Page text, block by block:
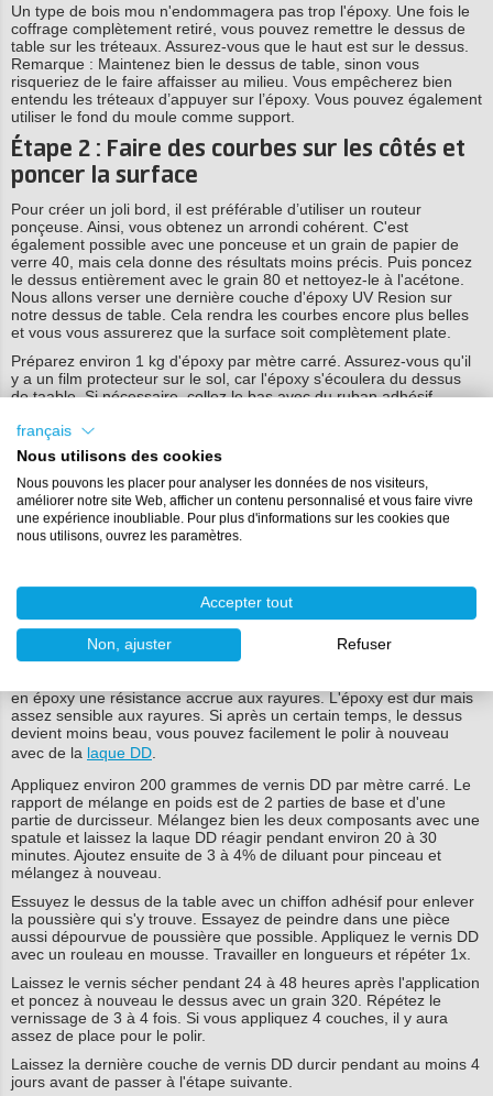
Un type de bois mou n'endommagera pas trop l'époxy. Une fois le
coffrage complètement retiré, vous pouvez remettre le dessus de
table sur les tréteaux. Assurez-vous que le haut est sur le dessus.
Remarque : Maintenez bien le dessus de table, sinon vous
risqueriez de le faire affaisser au milieu. Vous empêcherez bien
entendu les tréteaux d’appuyer sur l’époxy. Vous pouvez également
utiliser le fond du moule comme support.
Étape 2 : Faire des courbes sur les côtés et
poncer la surface
Pour créer un joli bord, il est préférable d’utiliser un routeur
ponçeuse. Ainsi, vous obtenez un arrondi cohérent. C'est
également possible avec une ponceuse et un grain de papier de
verre 40, mais cela donne des résultats moins précis. Puis poncez
le dessus entièrement avec le grain 80 et nettoyez-le à l'acétone.
Nous allons verser une dernière couche d'époxy UV Resion sur
notre dessus de table. Cela rendra les courbes encore plus belles
et vous vous assurerez que la surface soit complètement plate.
Préparez environ 1 kg d'époxy par mètre carré. Assurez-vous qu'il
y a un film protecteur sur le sol, car l'époxy s'écoulera du dessus
de taable. Si nécessaire, collez le bas avec du ruban adhésif.
épandeur pour époxy
ait la même quantité d’époxy partout. Enfin, purgez le tout avec un
brûleur à gaz.
Permettre à l'époxy de durcir pendant un minimum de 48 heures.
Étape 3 : Finir le dessus de la table avec un
Une fois que la planche a été correctement coulée et que l'époxy a
durci, vous pouvez commencer à poncer et à peindre. Poncez tout
le dessus avec du grain 120 et aller doucement vers le grain 240.
Nettoyez ensuite soigneusement la surface avec de l'acétone.
en époxy une résistance accrue aux rayures. L'époxy est dur mais
assez sensible aux rayures. Si après un certain temps, le dessus
devient moins beau, vous pouvez facilement le polir à nouveau
avec de la laque DD
Appliquez environ 200 grammes de vernis DD par mètre carré. Le
rapport de mélange en poids est de 2 parties de base et d'une
partie de durcisseur. Mélangez bien les deux composants avec une
spatule et laissez la laque DD réagir pendant environ 20 à 30
minutes. Ajoutez ensuite de 3 à 4% de diluant pour pinceau et
mélangez à nouveau.
Essuyez le dessus de la table avec un chiffon adhésif pour enlever
la poussière qui s'y trouve. Essayez de peindre dans une pièce
aussi dépourvue de poussière que possible. Appliquez le vernis DD
avec un rouleau en mousse. Travailler en longueurs et répéter 1x.
Laissez le vernis sécher pendant 24 à 48 heures après l'application
et poncez à nouveau le dessus avec un grain 320. Répétez le
vernissage de 3 à 4 fois. Si vous appliquez 4 couches, il y aura
assez de place pour le polir.
Laissez la dernière couche de vernis DD durcir pendant au moins 4
jours avant de passer à l'étape suivante.
français
Nous utilisons des cookies
Nous pouvons les placer pour analyser les données de nos visiteurs,
améliorer notre site Web, afficher un contenu personnalisé et vous faire vivre
une expérience inoubliable. Pour plus d'informations sur les cookies que
nous utilisons, ouvrez les paramètres.
Accepter tout
Non, ajuster Refuser